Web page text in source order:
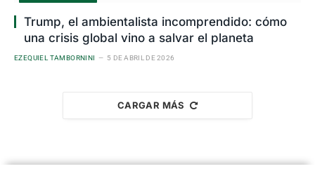
Trump, el ambientalista incomprendido: cómo
una crisis global vino a salvar el planeta
EZEQUIEL TAMBORNINI 5 DE ABRIL DE 2026
CARGAR MÁS